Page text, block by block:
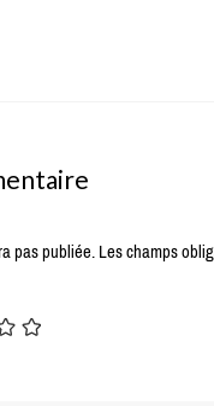
pas publiée.Les champs